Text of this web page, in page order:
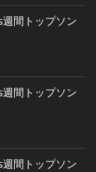
間トップソン
間トップソン
間トップソン